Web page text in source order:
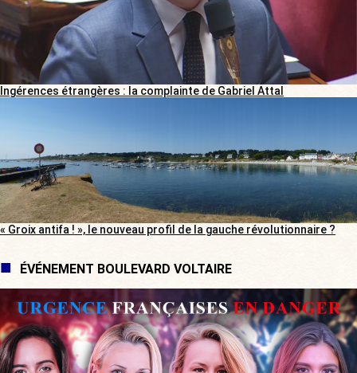
Ingérences étrangères : la complainte de Gabriel Attal
« Groix antifa ! », le nouveau profil de la gauche révolutionnaire ?
ÉVÉNEMENT BOULEVARD VOLTAIRE